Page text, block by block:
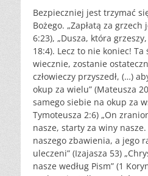
Bezpieczniej jest trzymać
Bożego. „Zapłatą za grzech
6:23), „Dusza, która
18:4). Lecz to nie koniec!
wiecznie, zostanie
człowieczy przyszedł, (…)
okup za wielu” (Mateusza
samego siebie na okup za
Tymoteusza 2:6) „On
nasze, starty za winy
naszego zbawienia, a jego
uleczeni” (Izajasza 53)
nasze według Pism” (1